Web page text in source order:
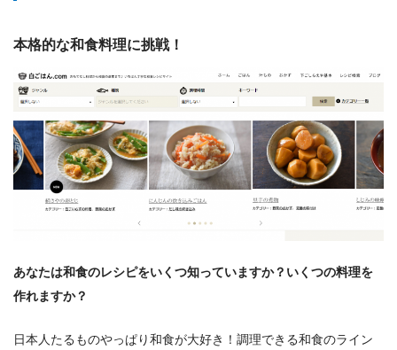
本格的な和食料理に挑戦！
あなたは和食のレシピをいくつ知っていますか？いくつの料理を
作れますか？
日本人たるものやっぱり和食が大好き！調理できる和食のライン